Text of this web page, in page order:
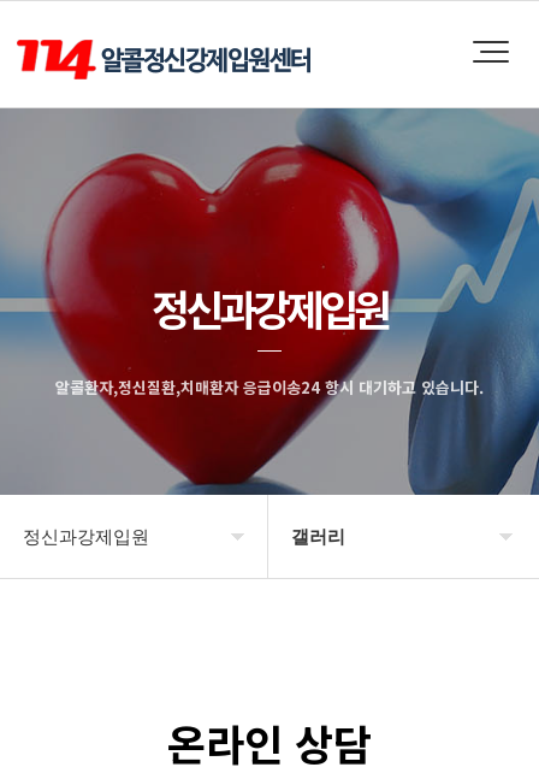
정신과강제입원
알콜환자,정신질환,치매환자 응급이송24 항시 대기하고 있습니다.
정신과강제입원 갤러리
온라인 상담